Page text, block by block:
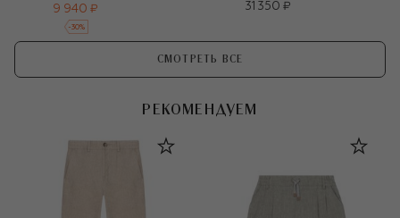
9 940 ₽
-30%
31 350 ₽
СМОТРЕТЬ ВСЕ
РЕКОМЕНДУЕМ